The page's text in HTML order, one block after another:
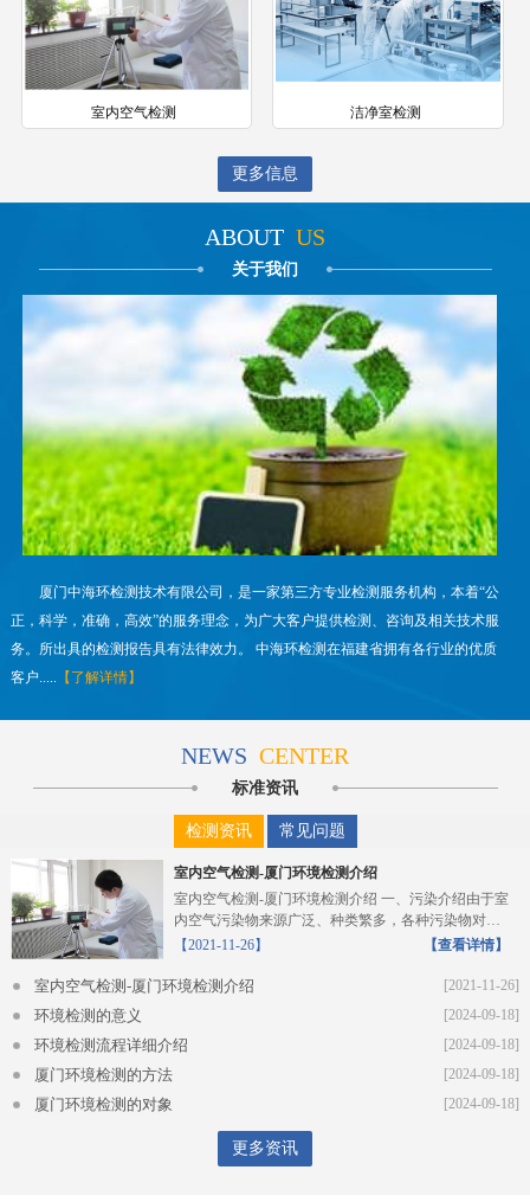
室内空气检测 洁净室检测
更多信息
ABOUT US
关于我们
厦门中海环检测技术有限公司，是一家第三方专业检测服务机构，本着“公
正，科学，准确，高效”的服务理念，为广大客户提供检测、咨询及相关技术服
务。所出具的检测报告具有法律效力。 中海环检测在福建省拥有各行业的优质
客户..... 【了解详情】
NEWS CENTER
标准资讯
检测资讯 常见问题
室内空气检测-厦门环境检测介绍
室内空气检测-厦门环境检测介绍 一、污染介绍由于室
内空气污染物来源广泛、种类繁多，各种污染物对人
体的危...
【2021-11-26】 【查看详情】
[2021-11-26]
室内空气检测-厦门环境检测介绍
[2024-09-18]
环境检测的意义
[2024-09-18]
环境检测流程详细介绍
[2024-09-18]
厦门环境检测的方法
[2024-09-18]
厦门环境检测的对象
更多资讯